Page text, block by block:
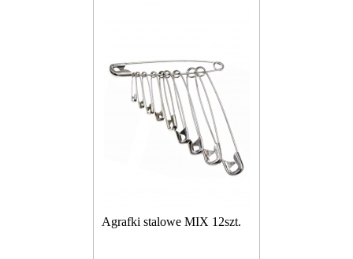
Agrafki stalowe MIX 12szt.